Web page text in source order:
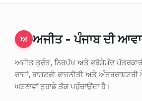
ਅ ਅਜੀਤ - ਪੰਜਾਬ ਦੀ
ਅਜੀਤ ਤੁਰੰਤ, ਨਿਰਪੱਖ ਅਤੇ ਭਰੋਸੇਮੰਦ
ਰਾਜਾਂ, ਰਾਸ਼ਟਰੀ ਰਾਜਨੀਤੀ ਅਤੇ ਅੰਤਰਰਾਸ਼ਟਰੀ
ਘਟਨਾਵਾਂ ਤੁਹਾਡੇ ਤੱਕ ਪਹੁੰਚਾਉਂਦਾ ਹੈ।